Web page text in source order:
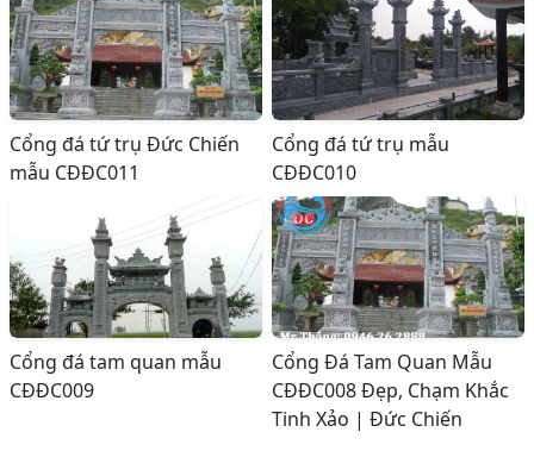
Cổng đá tứ trụ Đức Chiến
mẫu CĐĐC011
Cổng đá tứ trụ mẫu
CĐĐC010
Cổng đá tam quan mẫu
CĐĐC009
Cổng Đá Tam Quan Mẫu
CĐĐC008 Đẹp, Chạm Khắc
Tinh Xảo | Đức Chiến